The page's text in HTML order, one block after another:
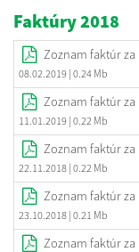
Faktúry 2018
Zoznam faktúr za
08.02.2019 | 0.24 Mb
Zoznam faktúr za
11.01.2019 | 0.22 Mb
Zoznam faktúr za
22.11.2018 | 0.22 Mb
Zoznam faktúr za
23.10.2018 | 0.21 Mb
Zoznam faktúr za